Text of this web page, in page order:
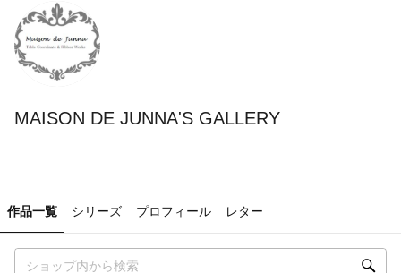
MAISON DE JUNNA'S GALLERY
作品一覧 シリーズ プロフィール レター